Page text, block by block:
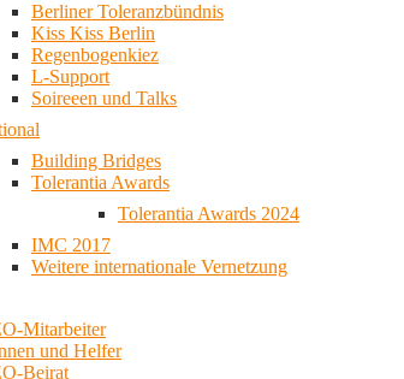
Berliner Toleranzbündnis
Kiss Kiss Berlin
Regenbogenkiez
L-Support
Soireeen und Talks
Building Bridges
Tolerantia Awards
Tolerantia Awards 2024
IMC 2017
Weitere internationale Vernetzung
Mitarbeiter
und Helfer
Beirat